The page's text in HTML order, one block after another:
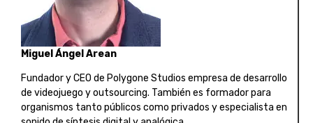
Miguel Ángel Arean
Fundador y CEO de Polygone Studios empresa de desarrollo
de videojuego y outsourcing. También es formador para
organismos tanto públicos como privados y especialista en